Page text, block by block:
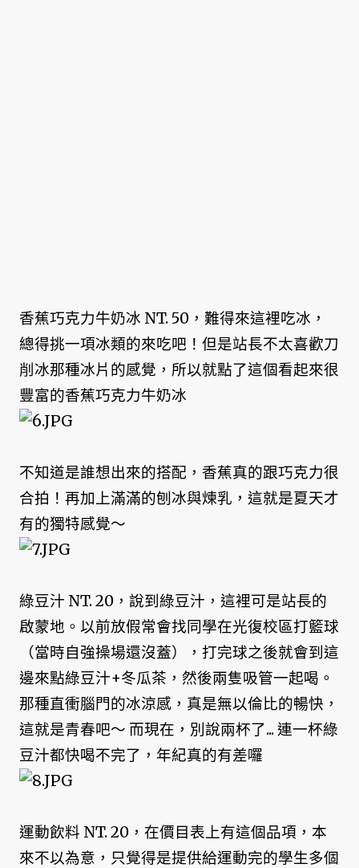
香蕉巧克力牛奶冰 NT. 50，難得來這裡吃冰，
總得挑一項冰類的來吃吧！但是站長不太喜歡刀
削冰那種冰片的感覺，所以就點了這個看起來很
豐富的香蕉巧克力牛奶冰
不知道是誰想出來的搭配，香蕉真的跟巧克力很
合拍！再加上滿滿的刨冰與煉乳，這就是夏天才
有的獨特感覺～
綠豆汁 NT. 20，說到綠豆汁，這裡可是站長的
啟蒙地。以前放假常會找同學在光復校區打籃球
（當時自強操場還沒蓋），打完球之後就會到這
邊來點綠豆汁+冬瓜茶，然後兩隻吸管一起喝。
那種直衝腦門的冰涼感，真是無以倫比的暢快，
這就是青春吧～ 而現在，別說兩杯了... 連一杯綠
豆汁都快喝不完了，年紀真的有差囉
運動飲料 NT. 20，在價目表上有這個品項，本
來不以為意，只覺得是提供給運動完的學生多個